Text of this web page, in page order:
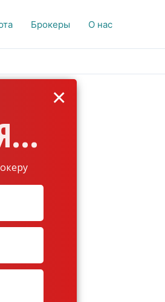
Брокеры О нас
×